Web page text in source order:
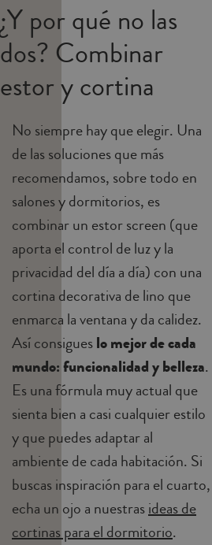
¿Y por qué no las
dos? Combinar
estor y cortina
No siempre hay que elegir. Una
de las soluciones que más
recomendamos, sobre todo en
salones y dormitorios, es
combinar un estor screen (que
aporta el control de luz y la
privacidad del día a día) con una
cortina decorativa de lino que
enmarca la ventana y da calidez.
Así consigueslo mejor de cada
mundo: funcionalidad y belleza.
Es una fórmula muy actual que
sienta bien a casi cualquier estilo
y que puedes adaptar al
ambiente de cada habitación. Si
buscas inspiración para el cuarto,
echa un ojo a nuestrasideas de
cortinas para el dormitorio.